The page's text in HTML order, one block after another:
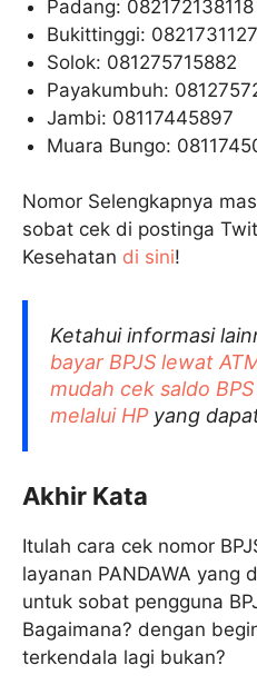
Padang: 082172138118
Bukittinggi:
Solok: 081275715882
Payakumbuh:
Jambi: 08117445897
Muara Bungo:
Nomor Selengkapnya
sobat cek di postinga
Kesehatan di sini!
Ketahui informasi
bayar BPJS lewat
mudah cek saldo
melalui HP yang
Akhir Kata
Itulah cara cek nomor
layanan PANDAWA yang
untuk sobat pengguna
Bagaimana? dengan
terkendala lagi bukan?